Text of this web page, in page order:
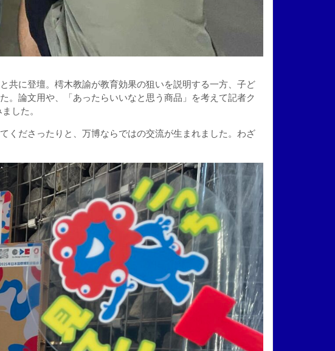
共に登壇。樗木教諭が教育効果の狙いを説明する一方、子ど
。論文用や、「あったらいいなと思う商品」を考えて記者ク
した。
くださったりと、万博ならではの交流が生まれました。わざ